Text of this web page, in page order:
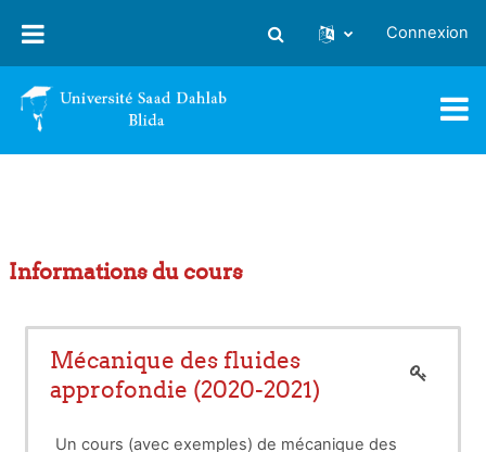
Activer/désactiver la saisie
Connexion
Informations du cours
Mécanique des fluides
approfondie (2020-2021)
Un cours (avec exemples) de mécanique des